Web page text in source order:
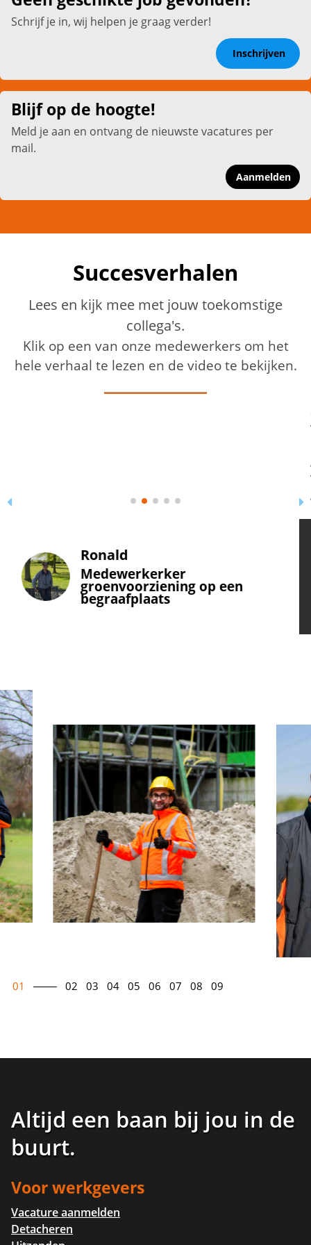
Schrijf je in, wij helpen je graag verder!
Inschrijven
Blijf op de hoogte!
Meld je aan en ontvang de nieuwste vacatures per
mail.
Aanmelden
Succesverhalen
Lees en kijk mee met jouw toekomstige
collega's.
Klik op een van onze medewerkers om het
hele verhaal te lezen en de video te bekijken.
Sjef Maas
Medewerker
groenvoorziening
01 02 03 04 05 06 07 08 09
Altijd een baan bij jou in de
buurt.
Voor werkgevers
Vacature aanmelden
Detacheren